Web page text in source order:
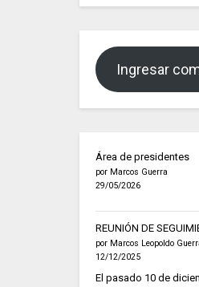
Ingresar
Área de presidentes
por Marcos Guerra
29/05/2026
REUNIÓN DE
por Marcos Leopoldo
12/12/2025
El pasado 10 de